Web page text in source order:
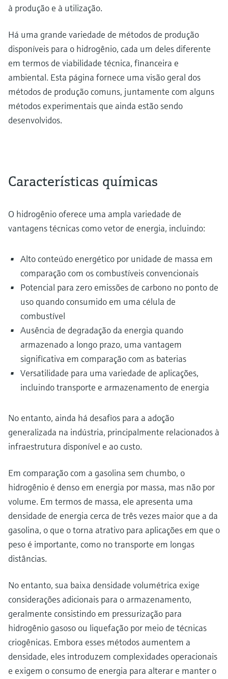
à produção e à utilização.
Há uma grande variedade de métodos de produção
disponíveis para o hidrogênio, cada um deles diferente
em termos de viabilidade técnica, financeira e
ambiental. Esta página fornece uma visão geral dos
métodos de produção comuns, juntamente com alguns
métodos experimentais que ainda estão sendo
desenvolvidos.
Características químicas
O hidrogênio oferece uma ampla variedade de
vantagens técnicas como vetor de energia, incluindo:
Alto conteúdo energético por unidade de massa em
comparação com os combustíveis convencionais
Potencial para zero emissões de carbono no ponto de
uso quando consumido em uma célula de
combustível
Ausência de degradação da energia quando
armazenado a longo prazo, uma vantagem
significativa em comparação com as baterias
Versatilidade para uma variedade de aplicações,
incluindo transporte e armazenamento de energia
No entanto, ainda há desafios para a adoção
generalizada na indústria, principalmente relacionados à
infraestrutura disponível e ao custo.
Em comparação com a gasolina sem chumbo, o
hidrogênio é denso em energia por massa, mas não por
volume. Em termos de massa, ele apresenta uma
densidade de energia cerca de três vezes maior que a da
gasolina, o que o torna atrativo para aplicações em que o
peso é importante, como no transporte em longas
distâncias.
No entanto, sua baixa densidade volumétrica exige
considerações adicionais para o armazenamento,
geralmente consistindo em pressurização para
hidrogênio gasoso ou liquefação por meio de técnicas
criogênicas. Embora esses métodos aumentem a
densidade, eles introduzem complexidades operacionais
e exigem o consumo de energia para alterar e manter o